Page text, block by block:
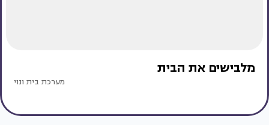
מלבישים את הבית
מערכת בית ונוי